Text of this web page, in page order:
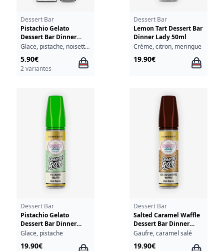
Dessert Bar
Pistachio Gelato
Dessert Bar Dinner
Lady 10ml
Glace, pistache, noisettes torréfiées
5.90€
2 variantes
Dessert Bar
Lemon Tart Dessert Bar
Dinner Lady 50ml
Crème, citron, meringue
19.90€
Dessert Bar
Pistachio Gelato
Dessert Bar Dinner
Lady 50ml
Glace, pistache
19.90€
Dessert Bar
Salted Caramel Waffle
Dessert Bar Dinner
Lady 50ml
Gaufre, caramel salé
19.90€